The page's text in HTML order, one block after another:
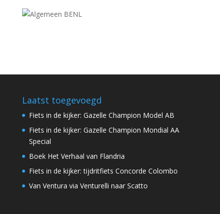
Laatst toegevoegd
Fiets in de kijker: Gazelle Champion Model AB
Fiets in de kijker: Gazelle Champion Mondial AA
Special
Boek Het Verhaal van Flandria
Fiets in de kijker: tijdritfiets Concorde Colombo
Van Ventura via Venturelli naar Scatto